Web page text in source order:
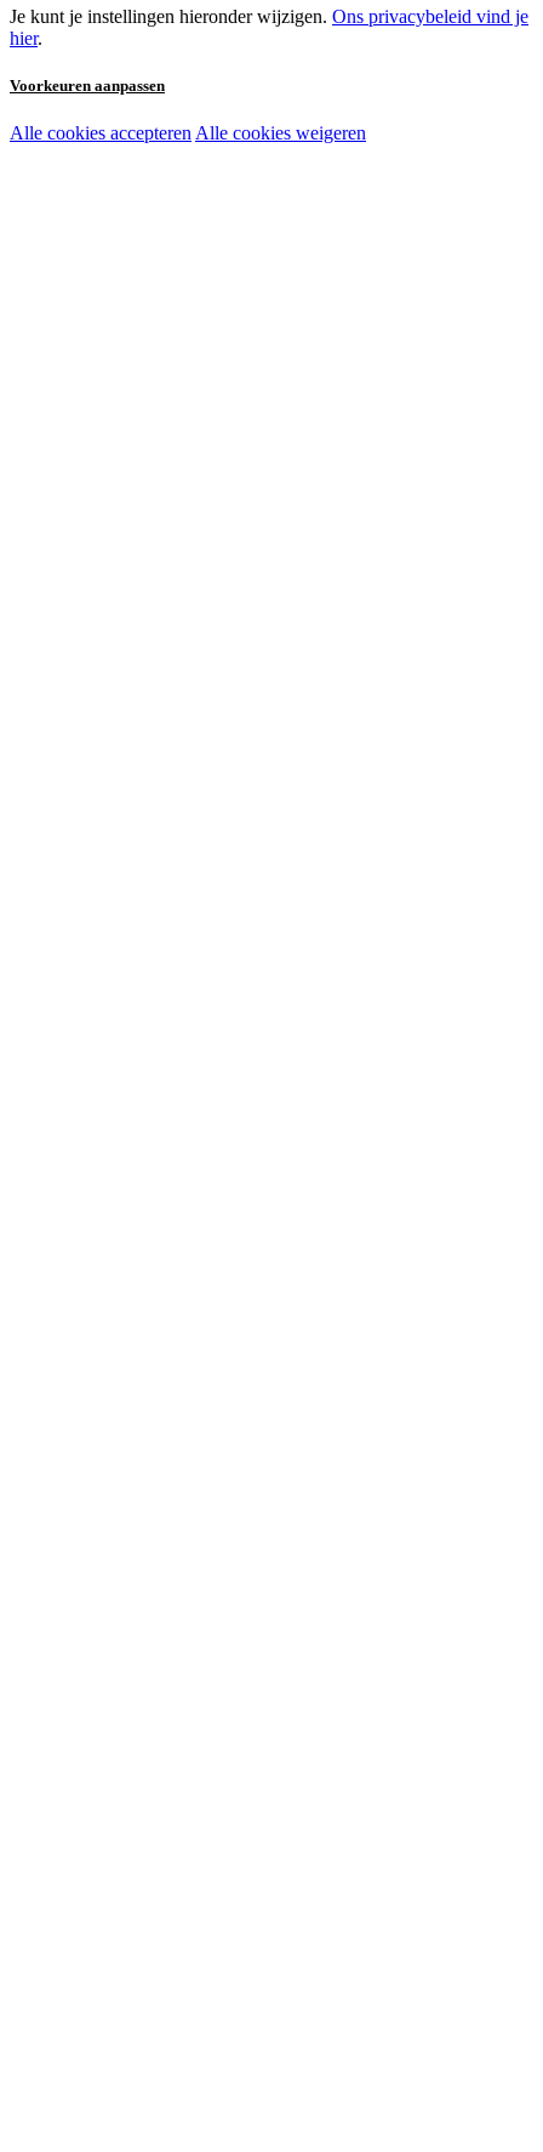
Je kunt je instellingen hieronder wijzigen. Ons privacybeleid vind je
hier.
Voorkeuren aanpassen
Noodzakelijke cookies:
Alle cookies accepteren Alle cookies weigeren